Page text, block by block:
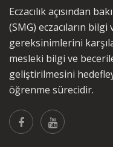
Eczacılık açısından
(SMG) eczacıların
gereksinimlerini
mesleki bilgi ve
geliştirilmesini
öğrenme sürecidir.